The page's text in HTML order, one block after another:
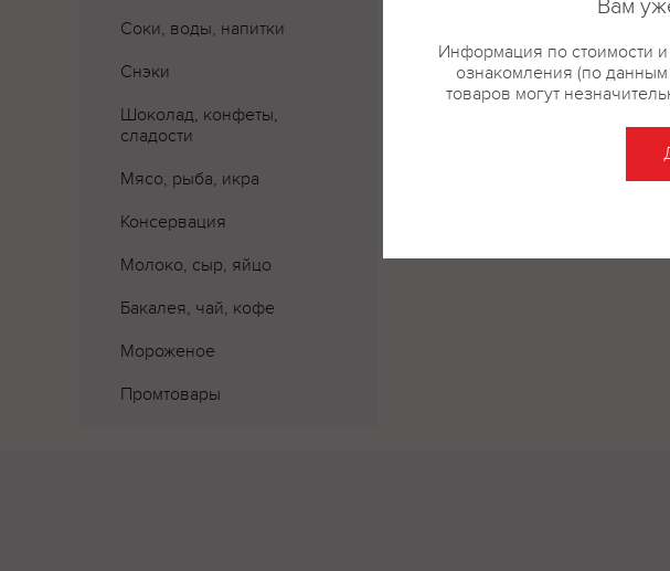
Соки, воды, напитки
Снэки
Шоколад, конфеты,
сладости
Мясо, рыба, икра
Консервация
Молоко, сыр, яйцо
Бакалея, чай, кофе
Мороженое
Промтовары
Вам
Информация по стоимости и
ознакомления (по
товаров могут